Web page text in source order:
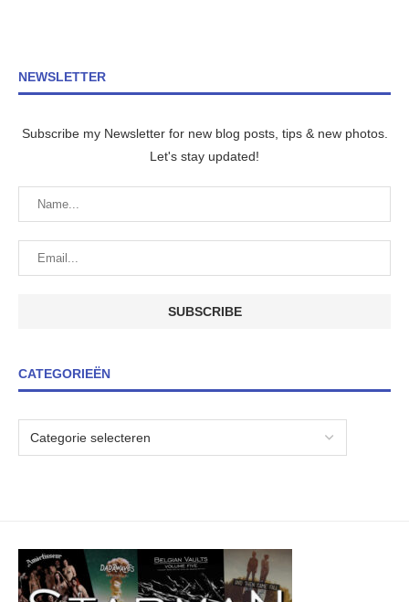
NEWSLETTER
Subscribe my Newsletter for new blog posts, tips & new photos.
Let's stay updated!
CATEGORIEËN